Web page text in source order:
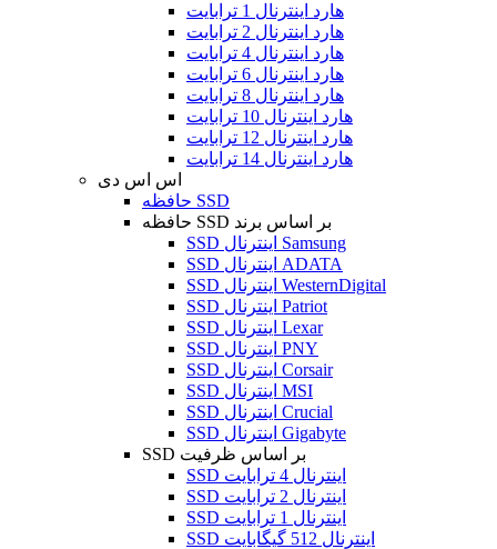
هارد اینترنال 1 ترابایت
هارد اینترنال 2 ترابایت
هارد اینترنال 4 ترابایت
هارد اینترنال 6 ترابایت
هارد اینترنال 8 ترابایت
هارد اینترنال 10 ترابایت
هارد اینترنال 12 ترابایت
هارد اینترنال 14 ترابایت
اس اس دی
حافظه SSD
حافظه SSD بر اساس برند
SSD اینترنال Samsung
SSD اینترنال ADATA
SSD اینترنال WesternDigital
SSD اینترنال Patriot
SSD اینترنال Lexar
SSD اینترنال PNY
SSD اینترنال Corsair
SSD اینترنال MSI
SSD اینترنال Crucial
SSD اینترنال Gigabyte
SSD بر اساس ظرفیت
SSD اینترنال 4 ترابایت
SSD اینترنال 2 ترابایت
SSD اینترنال 1 ترابایت
SSD اینترنال 512 گیگابایت